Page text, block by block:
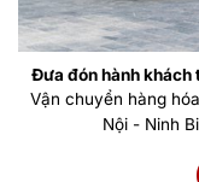
Đưa đón hành khách
Vận chuyển hàng
Nội - Ninh